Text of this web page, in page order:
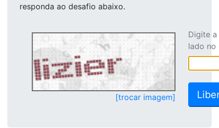
responda ao desafio abaixo.
[trocar imagem]
Digite
lado no